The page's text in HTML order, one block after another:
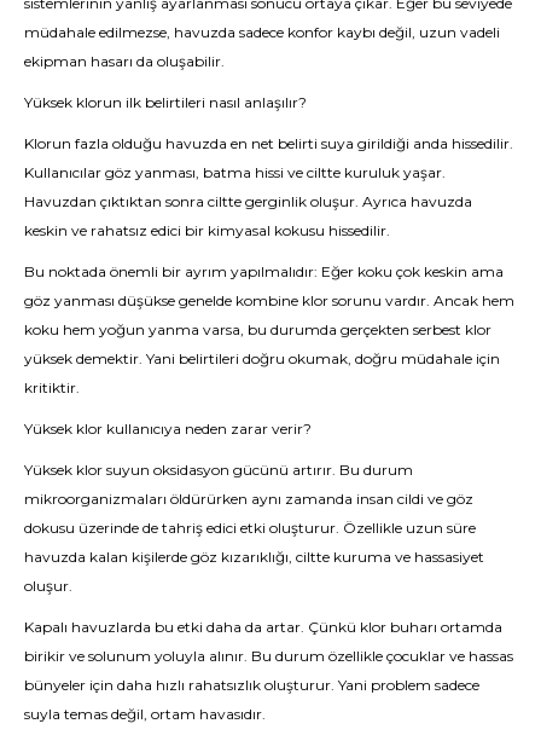
müdahale edilmezse, havuzda sadece konfor kaybı değil, uzun vadeli
ekipman hasarı da oluşabilir.
Yüksek klorun ilk belirtileri nasıl anlaşılır?
Klorun fazla olduğu havuzda en net belirti suya girildiği anda hissedilir.
Kullanıcılar göz yanması, batma hissi ve ciltte kuruluk yaşar.
Havuzdan çıktıktan sonra ciltte gerginlik oluşur. Ayrıca havuzda
keskin ve rahatsız edici bir kimyasal kokusu hissedilir.
Bu noktada önemli bir ayrım yapılmalıdır: Eğer koku çok keskin ama
göz yanması düşükse genelde kombine klor sorunu vardır. Ancak hem
koku hem yoğun yanma varsa, bu durumda gerçekten serbest klor
yüksek demektir. Yani belirtileri doğru okumak, doğru müdahale için
kritiktir.
Yüksek klor kullanıcıya neden zarar verir?
Yüksek klor suyun oksidasyon gücünü artırır. Bu durum
mikroorganizmaları öldürürken aynı zamanda insan cildi ve göz
dokusu üzerinde de tahriş edici etki oluşturur. Özellikle uzun süre
havuzda kalan kişilerde göz kızarıklığı, ciltte kuruma ve hassasiyet
oluşur.
Kapalı havuzlarda bu etki daha da artar. Çünkü klor buharı ortamda
birikir ve solunum yoluyla alınır. Bu durum özellikle çocuklar ve hassas
bünyeler için daha hızlı rahatsızlık oluşturur. Yani problem sadece
suyla temas değil, ortam havasıdır.